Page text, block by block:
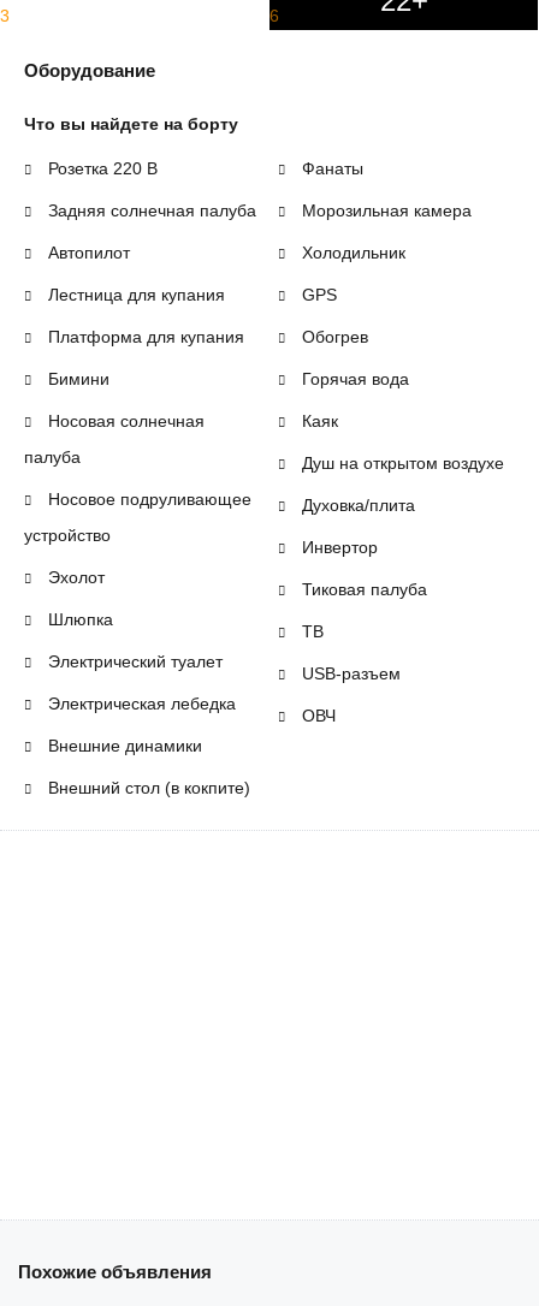
Оборудование
Что вы найдете на борту
Розетка 220 В
Задняя солнечная палуба
Автопилот
Лестница для купания
Платформа для купания
Бимини
Носовая солнечная
палуба
Носовое подруливающее
устройство
Эхолот
Шлюпка
Электрический туалет
Электрическая лебедка
Внешние динамики
Внешний стол (в кокпите)
Фанаты
Морозильная камера
Холодильник
GPS
Обогрев
Горячая вода
Каяк
Душ на открытом воздухе
Духовка/плита
Инвертор
Тиковая палуба
ТВ
USB-разъем
ОВЧ
Похожие объявления